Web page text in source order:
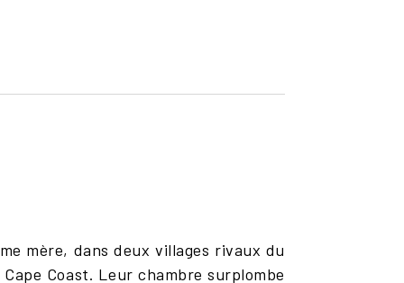
mère, dans deux villages rivaux du
Coast. Leur chambre surplombe